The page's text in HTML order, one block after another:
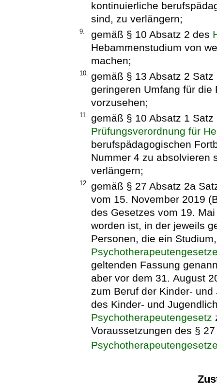
kontinuierliche
sind, zu verlängern;
9. gemäß § 10 Absatz 2 des
Hebammenstudium von
machen;
10. gemäß § 13 Absatz 2
geringeren Umfang für
vorzusehen;
11. gemäß § 10 Absatz 1
Prüfungsverordnung für
berufspädagogischen
Nummer 4 zu absolvieren
verlängern;
12. gemäß § 27 Absatz 2a
vom 15. November 2019
des Gesetzes vom 19.
worden ist, in der jeweils
Personen, die ein
geltenden Fassung
aber vor dem 31. August
zum Beruf der Kinder-
des Kinder- und
Psychotherapeutengesetz
Voraussetzungen des §